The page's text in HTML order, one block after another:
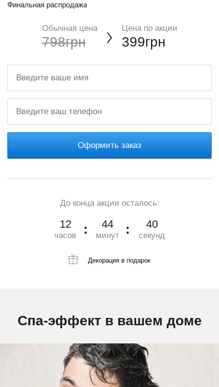
Финальная распродажа
Обычная цена
798грн
Цена по акции
399грн
Оформить заказ
До конца акции осталось:
12
часов
44
минут
40
секунд
Декорация в подарок
Спа-эффект в вашем доме